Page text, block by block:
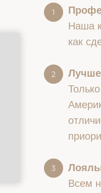
Наша
как
Всем